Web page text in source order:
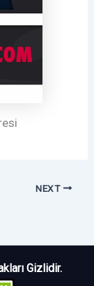
NEXT
Gizlidir.